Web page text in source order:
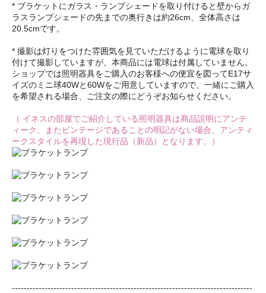
* ブラケットにガラス・ランプシェードを取り付けると壁からガ
ラスランプシェードの先までの奥行きは約26cm、全体高さは
20.5cmです。
* 撮影は灯りをつけた雰囲気を見ていただけるように電球を取り
付けて撮影していますが、本商品には電球は付属していません。
ショップでは照明器具をご購入のお客様への便宜を図ってE17サ
イズのミニ球40Wと60Wをご用意していますので、一緒にご購入
を希望される場合、ご注文の際にどうぞお知らせください。
（ イネスの部屋でご紹介している照明器具は商品説明にアンテ
ィーク、またビンテージであることの明記がない場合、アンティ
ークスタイルを再現した現行品（新品）となります。）
---------------------------------------------------------------------------------